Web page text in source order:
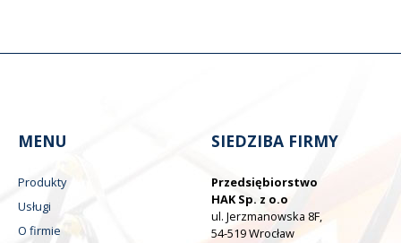
MENU
Produkty
Usługi
O firmie
SIEDZIBA FIRMY
Przedsiębiorstwo
HAK Sp. z o.o
ul. Jerzmanowska 8F,
54-519 Wrocław